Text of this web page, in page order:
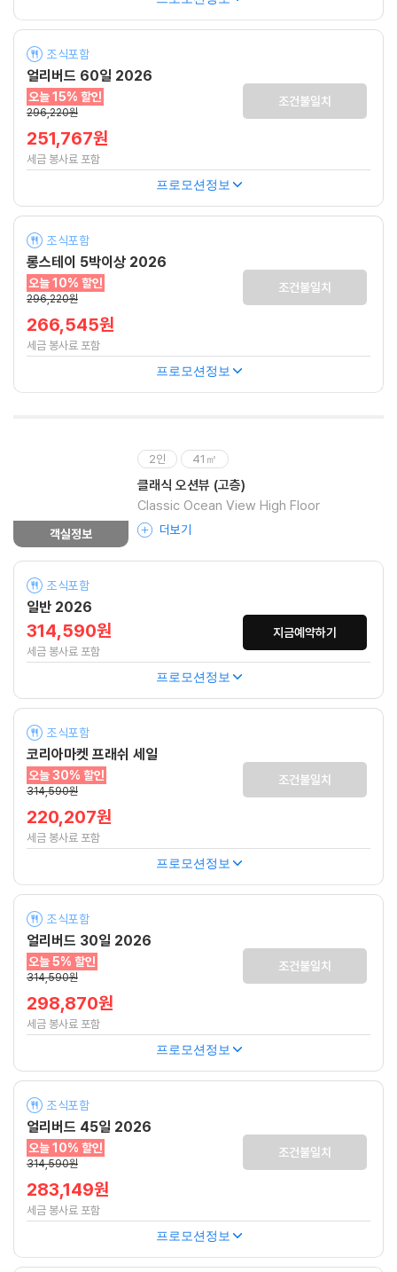
얼리버드 60일 2026
조식포함
오늘 15% 할인
296,220원
251,767원
세금 봉사료 포함
조건불일치
프로모션정보
롱스테이 5박이상 2026
조식포함
오늘 10% 할인
296,220원
266,545원
세금 봉사료 포함
조건불일치
프로모션정보
객실정보
2인 41㎡
클래식 오션뷰 (고층)
Classic Ocean View High Floor
더보기
일반 2026
조식포함
314,590원
세금 봉사료 포함
지금예약하기
프로모션정보
코리아마켓 프래쉬 세일
조식포함
오늘 30% 할인
314,590원
220,207원
세금 봉사료 포함
조건불일치
프로모션정보
얼리버드 30일 2026
조식포함
오늘 5% 할인
314,590원
298,870원
세금 봉사료 포함
조건불일치
프로모션정보
얼리버드 45일 2026
조식포함
오늘 10% 할인
314,590원
283,149원
세금 봉사료 포함
조건불일치
프로모션정보